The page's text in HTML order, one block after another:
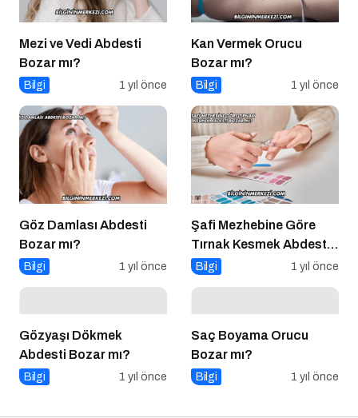
Mezi ve Vedi Abdesti
Bozar mı?
Bilgi 1 yıl önce
Kan Vermek Orucu
Bozar mı?
Bilgi 1 yıl önce
Göz Damlası Abdesti
Bozar mı?
Bilgi 1 yıl önce
Şafi Mezhebine Göre
Tırnak Kesmek Abdesti
Bozar mı?
Bilgi 1 yıl önce
Gözyaşı Dökmek
Abdesti Bozar mı?
Bilgi 1 yıl önce
Saç Boyama Orucu
Bozar mı?
Bilgi 1 yıl önce